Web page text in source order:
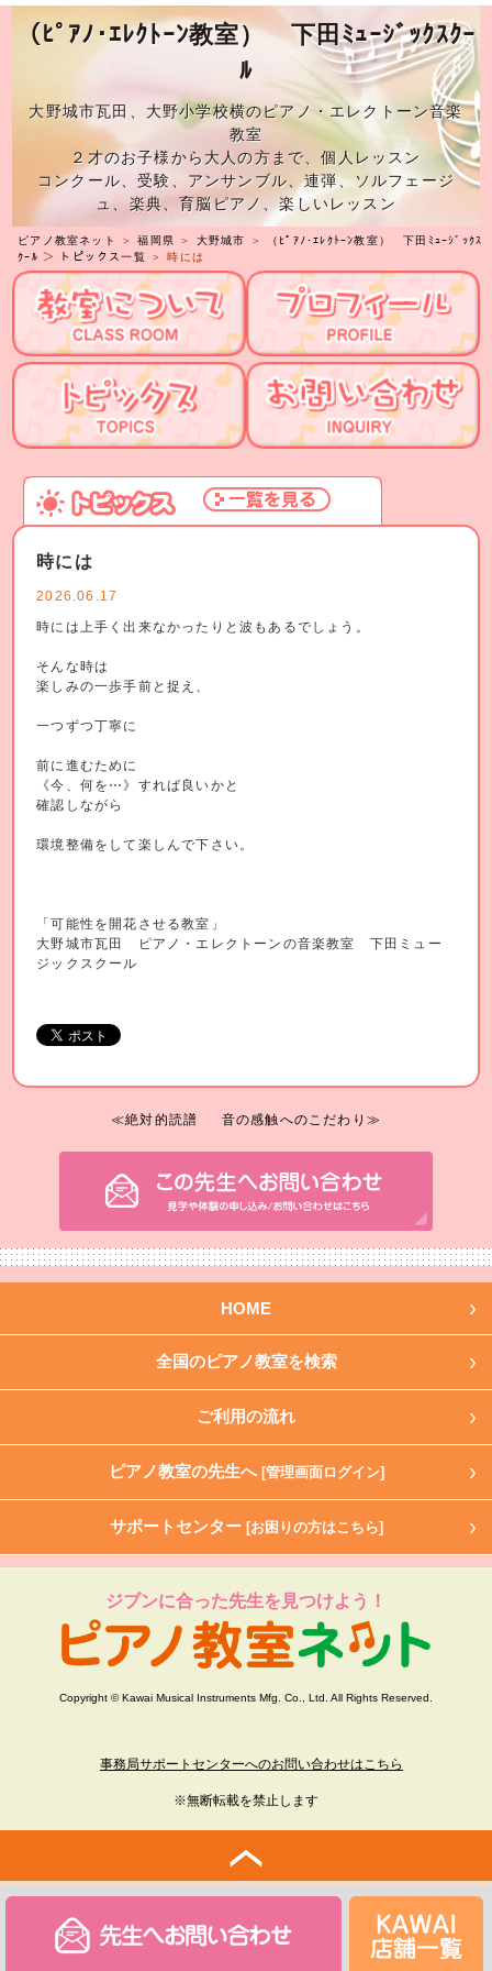
（ﾋﾟｱﾉ･ｴﾚｸﾄｰﾝ教室） 下田ﾐｭｰｼﾞｯｸｽｸｰ
ﾙ
大野城市瓦田、大野小学校横のピアノ・エレクトーン音楽
教室
２才のお子様から大人の方まで、個人レッスン
コンクール、受験、アンサンブル、連弾、ソルフェージ
ュ、楽典、育脳ピアノ、楽しいレッスン
ピアノ教室ネット ＞福岡県 ＞ 大野城市 ＞
（ﾋﾟｱﾉ･ｴﾚｸﾄｰﾝ教室） 下田ﾐｭｰｼﾞｯｸｽ
ｸｰﾙ ＞ トピックス一覧 ＞ 時には
時には
2026.06.17
時には上手く出来なかったりと波もあるでしょう。
そんな時は
楽しみの一歩手前と捉え、
一つずつ丁寧に
前に進むために
《今、何を⋯》すれば良いかと
確認しながら
環境整備をして楽しんで下さい。
「可能性を開花させる教室」
大野城市瓦田 ピアノ・エレクトーンの音楽教室 下田ミュー
ジックスクール
≪絶対的読譜 音の感触へのこだわり≫
HOME
全国のピアノ教室を検索
ご利用の流れ
ピアノ教室の先生へ [管理画面ログイン]
サポートセンター [お困りの方はこちら]
ジブンに合った先生を見つけよう！
Copyright © Kawai Musical Instruments Mfg. Co., Ltd. All Rights Reserved.
事務局サポートセンターへのお問い合わせはこちら
※無断転載を禁止します